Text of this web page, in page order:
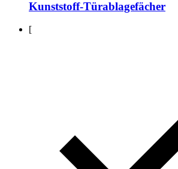
Kunststoff-Türablagefächer
[